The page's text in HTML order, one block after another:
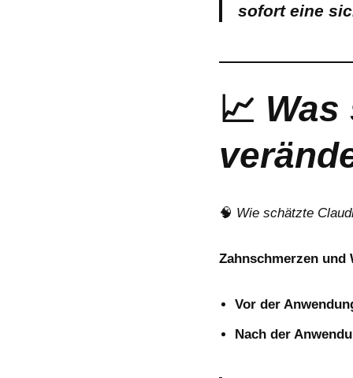
sofort eine
📈
🧠 Wie schätzte
Zahnschmerzen und
Vor der
Nach der